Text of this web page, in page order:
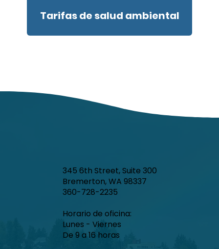
Tarifas de salud ambiental
345 6th Street, Suite 300
Bremerton, WA 98337
360-728-2235
Horario de oficina:
Lunes - Viernes
De 9 a 16 horas